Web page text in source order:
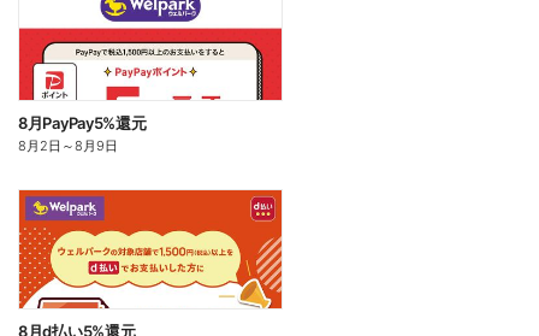
8月PayPay5%還元
8月2日 ～8月9日
8月d払い5%還元